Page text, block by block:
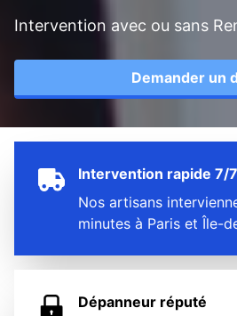
Intervention avec ou sans
Demander un
Intervention rapide 7/
Nos artisans
minutes à Paris et Île-
Dépanneur réputé